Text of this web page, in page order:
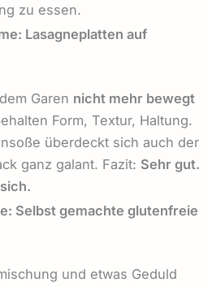
zu essen.
Lasagneplatten auf
Garen nicht mehr bewegt
Form, Textur, Haltung.
überdeckt sich auch der
ganz galant. Fazit: Sehr gut.
Selbst gemachte glutenfreie
und etwas Geduld